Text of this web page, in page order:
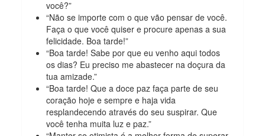
você?”
“Não se importe com o que vão pensar de você.
Faça o que você quiser e procure apenas a sua
felicidade. Boa tarde!”
“Boa tarde! Sabe por que eu venho aqui todos
os dias? Eu preciso me abastecer na doçura da
tua amizade.”
“Boa tarde! Que a doce paz faça parte de seu
coração hoje e sempre e haja vida
resplandecendo através do seu suspirar. Que
você tenha muita luz e paz.”